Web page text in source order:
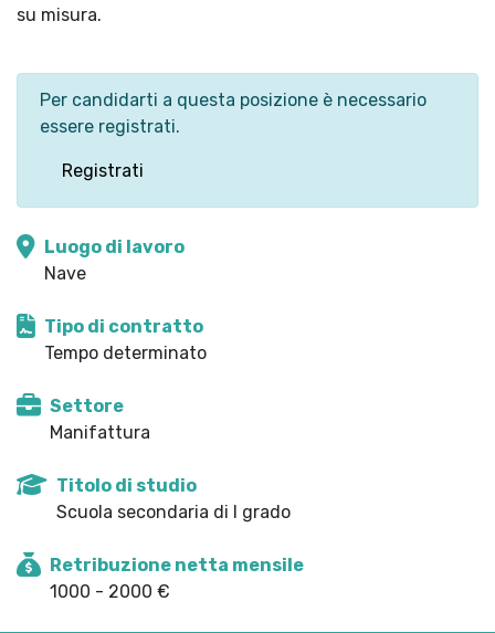
su misura.
Per candidarti a questa posizione è necessario
essere registrati.
Registrati
Luogo di lavoro
Nave
Tipo di contratto
Tempo determinato
Settore
Manifattura
Titolo di studio
Scuola secondaria di I grado
Retribuzione netta mensile
1000 - 2000 €